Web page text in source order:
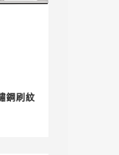
鋼刷紋